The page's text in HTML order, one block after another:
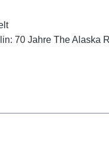
70 Jahre The Alaska